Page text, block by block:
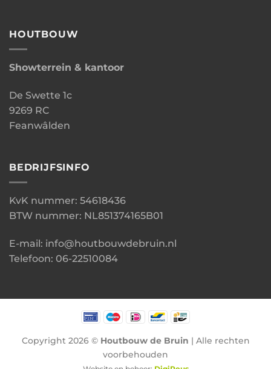
HOUTBOUW
Showterrein & kantoor
De Swette 1c
9269 RC
Feanwâlden
BEDRIJFSINFO
KvK nummer: 54618436
BTW nummer: NL851374165B01
E-mail: info@houtbouwdebruin.nl
Telefoon: 06-22510084
Copyright 2026 © Houtbouw de Bruin | Alle rechten
voorbehouden